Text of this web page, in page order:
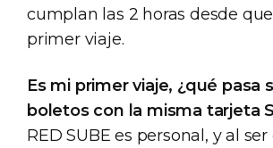
cumplan las 2 horas desde que
primer viaje.
Es mi primer viaje, ¿qué pasa
boletos con la misma tarjeta
RED SUBE es personal, y al